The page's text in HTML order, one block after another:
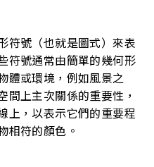
符號（也就是圖式）來表
符號通常由簡單的幾何形
體或環境，例如風景之
間上主次關係的重要性，
上，以表示它們的重要程
相符的顏色。